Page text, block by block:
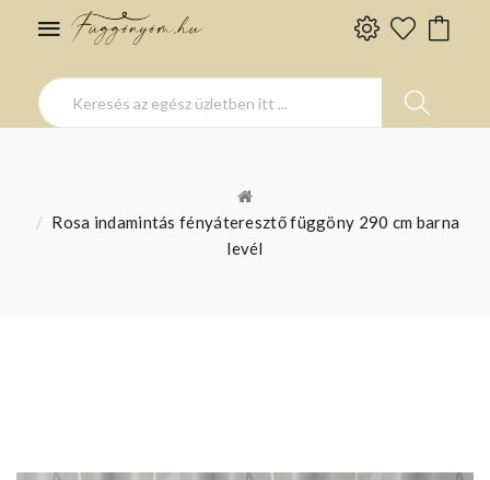
Rosa indamintás fényáteresztő függöny 290 cm barna
levél